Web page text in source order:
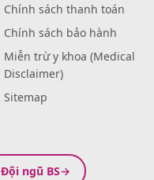
Chính sách thanh toán
Chính sách bảo hành
Miễn trừ y khoa (Medical
Disclaimer)
Sitemap
Đội ngũ BS